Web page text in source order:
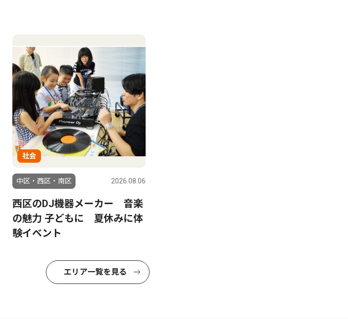
社会
中区・西区・南区 2026.08.06
西区のDJ機器メーカー 音楽
の魅力 子どもに 夏休みに体
験イベント
エリア一覧を見る